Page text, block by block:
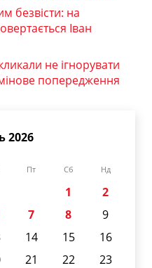
безвісти: на
Іван
не ігнорувати
попередження
2026
Пт Сб Нд
1
2
7 8
9
14 15
16
21 22
23